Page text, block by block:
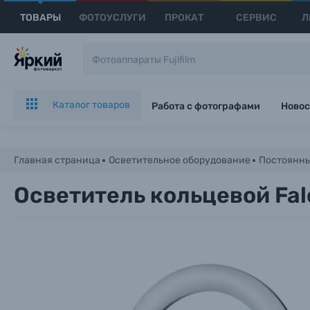
ТОВАРЫ ФОТОУСЛУГИ ПРОКАТ СЕРВИС
Каталог товаров Работа с фотографами
Главная страница Осветительное оборудование
Осветитель кольцевой